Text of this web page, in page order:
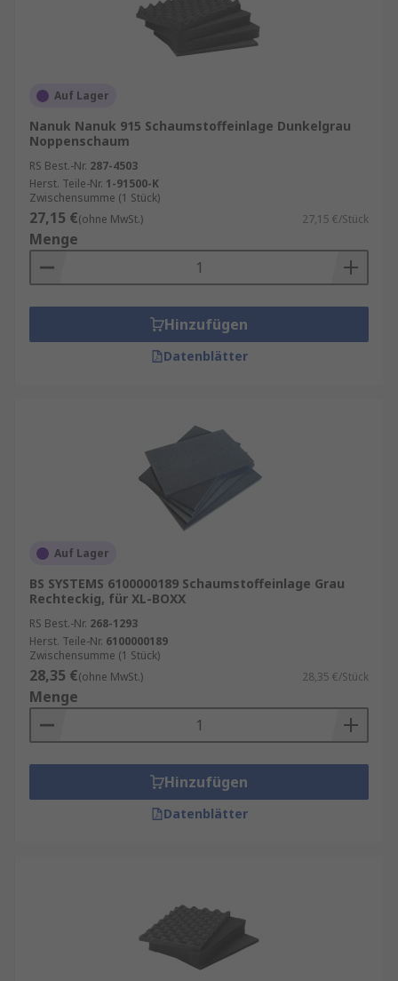
Auf Lager
Nanuk Nanuk 915 Schaumstoffeinlage Dunkelgrau
Noppenschaum
RS Best.-Nr. 287-4503
Herst. Teile-Nr. 1-91500-K
Zwischensumme (1 Stück)
27,15 €(ohne MwSt.) 27,15 €/Stück
Menge
Hinzufügen
Datenblätter
Auf Lager
BS SYSTEMS 6100000189 Schaumstoffeinlage Grau
Rechteckig, für XL-BOXX
RS Best.-Nr. 268-1293
Herst. Teile-Nr. 6100000189
Zwischensumme (1 Stück)
28,35 €(ohne MwSt.) 28,35 €/Stück
Menge
Hinzufügen
Datenblätter